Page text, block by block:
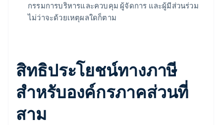
กรรมการบริหารและควบคุม ผู้จัดการ และผู้มีส่วนร่วม
ไม่ว่าจะด้วยเหตุผลใดก็ตาม
สิทธิประโยชน์ทางภาษี
สำหรับองค์กรภาคส่วนที่
สาม